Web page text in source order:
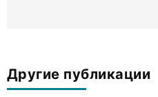
Другие публикации